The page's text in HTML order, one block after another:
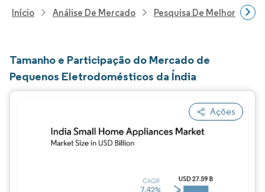
Início Análise De Mercado Pesquisa De Melhorias
Tamanho e Participação do Mercado de
Pequenos Eletrodomésticos da Índia
Ações